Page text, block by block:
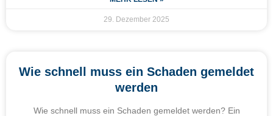
29. Dezember 2025
Wie schnell muss ein Schaden gemeldet
werden
Wie schnell muss ein Schaden gemeldet werden? Ein